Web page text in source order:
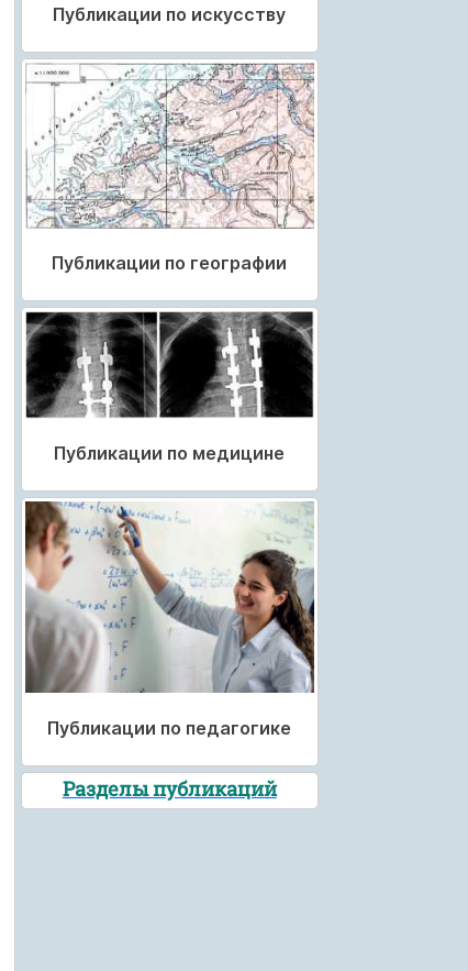
Публикации по искусству
Публикации по географии
Публикации по медицине
Публикации по педагогике
Разделы публикаций